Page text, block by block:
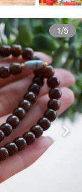
1/5